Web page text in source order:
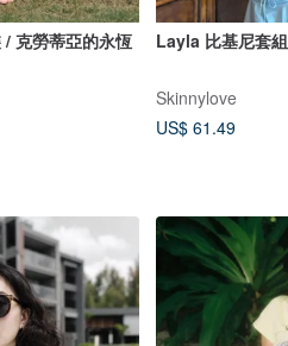
克勞蒂亞的永恆
Layla 比基尼套組
Skinnylove
US$ 61.49